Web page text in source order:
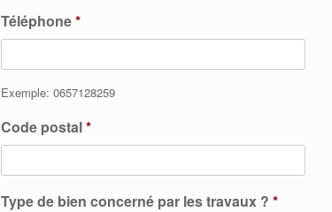
Téléphone*
Exemple: 0657128259
Code postal*
Type de bien concerné par les travaux ? *